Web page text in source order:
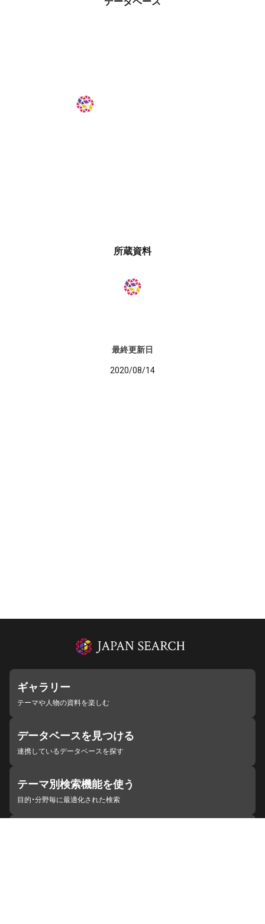
所蔵資料
最終更新日
2020/08/14
ギャラリー
テーマや人物の資料を楽しむ
データベースを見つける
連携しているデータベースを探す
テーマ別検索機能を使う
目的・分野毎に最適化された検索